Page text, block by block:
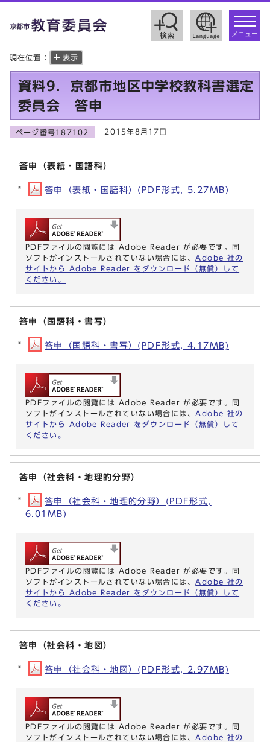
toggle
メニュー
現在位置： 表示
資料9．京都市地区中学校教科書選定
委員会 答申
ページ番号187102 2015年8月17日
答申（表紙・国語科）
答申（表紙・国語科）(PDF形式, 5.27MB)
PDFファイルの閲覧には Adobe Reader が必要です。同
ソフトがインストールされていない場合には、 Adobe 社の
サイトから Adobe Reader をダウンロード（無償）して
ください。
答申（国語科・書写）
答申（国語科・書写）(PDF形式, 4.17MB)
PDFファイルの閲覧には Adobe Reader が必要です。同
ソフトがインストールされていない場合には、 Adobe 社の
サイトから Adobe Reader をダウンロード（無償）して
ください。
答申（社会科・地理的分野）
答申（社会科・地理的分野）(PDF形式,
6.01MB)
PDFファイルの閲覧には Adobe Reader が必要です。同
ソフトがインストールされていない場合には、 Adobe 社の
サイトから Adobe Reader をダウンロード（無償）して
ください。
答申（社会科・地図）
答申（社会科・地図）(PDF形式, 2.97MB)
PDFファイルの閲覧には Adobe Reader が必要です。同
ソフトがインストールされていない場合には、 Adobe 社の